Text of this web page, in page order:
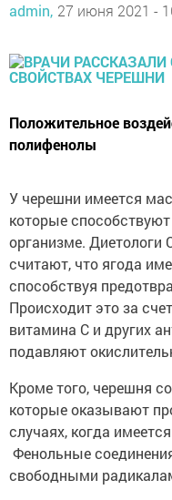
admin, 27 июня 2021 -
Положительное
полифенолы
У черешни имеется
которые
организме. Диетологи
считают, что ягода
способствуя
Происходит это за
витамина C и других
подавляют
Кроме того, черешня
которые оказывают
случаях, когда
Фенольные
свободными